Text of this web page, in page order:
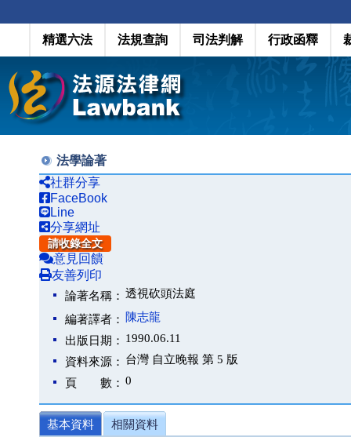
精選六法 法規查詢 司法判解 行政函釋
法學論著
社群分享
FaceBook
Line
分享網址
請收錄全文
意見回饋
友善列印
論著名稱： 透視砍頭法庭
編著譯者：
陳志龍
出版日期： 1990.06.11
資料來源： 台灣 自立晚報 第 5 版
頁 數： 0
基本資料 相關資料